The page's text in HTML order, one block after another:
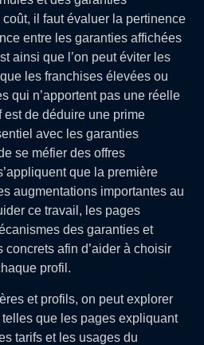
il faut évaluer la pertinence
entre les garanties affichées
ainsi que l’on peut éviter les
les franchises élevées ou
qui n’apportent pas une réelle
est de déduire une prime
avec les garanties
se méfier des offres
que la première
augmentations importantes au
ce travail, les pages
des garanties et
afin d’aider à choisir
profil.
et profils, on peut explorer
que les pages expliquant
tarifs et les usages du